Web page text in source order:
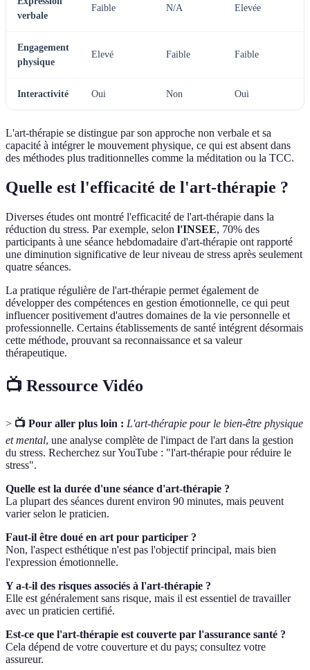
verbale
Faible N/A Elevée
Engagement
physique
Elevé Faible Faible
Interactivité Oui Non Oui
L'art-thérapie se distingue par son approche non verbale et sa
capacité à intégrer le mouvement physique, ce qui est absent dans
des méthodes plus traditionnelles comme la méditation ou la TCC.
Quelle est l'efficacité de l'art-thérapie ?
Diverses études ont montré l'efficacité de l'art-thérapie dans la
réduction du stress. Par exemple, selon l'INSEE, 70% des
participants à une séance hebdomadaire d'art-thérapie ont rapporté
une diminution significative de leur niveau de stress après seulement
quatre séances.
La pratique régulière de l'art-thérapie permet également de
développer des compétences en gestion émotionnelle, ce qui peut
influencer positivement d'autres domaines de la vie personnelle et
professionnelle. Certains établissements de santé intégrent désormais
cette méthode, prouvant sa reconnaissance et sa valeur
thérapeutique.
📺 Ressource Vidéo
> 📺 Pour aller plus loin : L'art-thérapie pour le bien-être physique
et mental, une analyse complète de l'impact de l'art dans la gestion
du stress. Recherchez sur YouTube : "l'art-thérapie pour réduire le
stress".
Quelle est la durée d'une séance d'art-thérapie ?
La plupart des séances durent environ 90 minutes, mais peuvent
varier selon le praticien.
Faut-il être doué en art pour participer ?
Non, l'aspect esthétique n'est pas l'objectif principal, mais bien
l'expression émotionnelle.
Y a-t-il des risques associés à l'art-thérapie ?
Elle est généralement sans risque, mais il est essentiel de travailler
avec un praticien certifié.
Est-ce que l'art-thérapie est couverte par l'assurance santé ?
Cela dépend de votre couverture et du pays; consultez votre
assureur.